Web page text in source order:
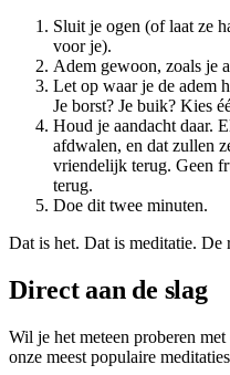
Sluit je ogen (of laat ze
voor je).
Adem gewoon, zoals je
Let op waar je de adem
Je borst? Je buik? Kies
Houd je aandacht daar.
afdwalen, en dat zullen
vriendelijk terug. Geen
terug.
Doe dit twee minuten.
Dat is het. Dat is meditatie. De
Direct aan de slag
Wil je het meteen proberen
onze meest populaire